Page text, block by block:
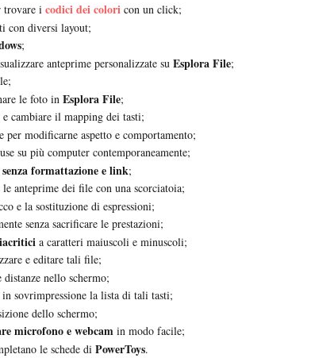
trovare i codici dei colori con un click;
con diversi layout;
;
anteprime personalizzate su Esplora File;
le foto in Esplora File;
e cambiare il mapping dei tasti;
modificarne aspetto e comportamento;
su più computer contemporaneamente;
formattazione e link;
anteprime dei file con una scorciatoia;
e la sostituzione di espressioni;
senza sacrificare le prestazioni;
a caratteri maiuscoli e minuscoli;
e editare tali file;
nello schermo;
sovrimpressione la lista di tali tasti;
dello schermo;
microfono e webcam in modo facile;
le schede di PowerToys.